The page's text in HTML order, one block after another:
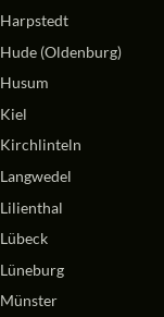
Harpstedt
Hude (Oldenburg)
Husum
Kiel
Kirchlinteln
Langwedel
Lilienthal
Lübeck
Lüneburg
Münster